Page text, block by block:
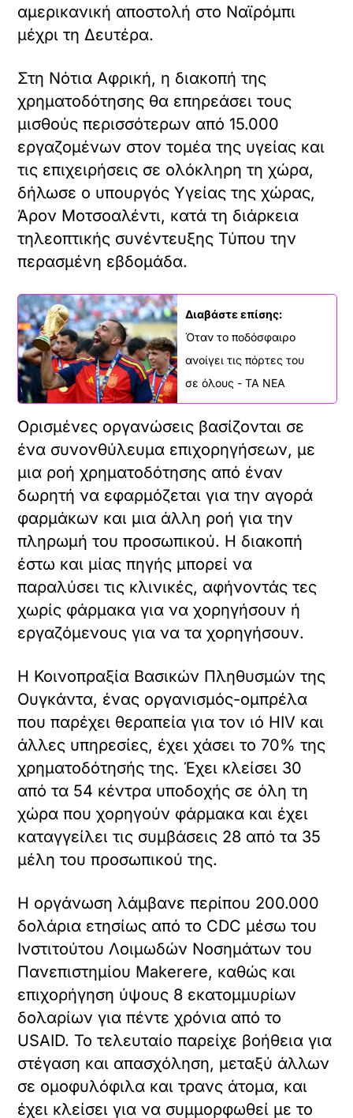
αμερικανική αποστολή στο Ναϊρόμπι
μέχρι τη Δευτέρα.
Στη Νότια Αφρική, η διακοπή της
χρηματοδότησης θα επηρεάσει τους
μισθούς περισσότερων από 15.000
εργαζομένων στον τομέα της υγείας και
τις επιχειρήσεις σε ολόκληρη τη χώρα,
δήλωσε ο υπουργός Υγείας της χώρας,
Άρον Μοτσοαλέντι, κατά τη διάρκεια
τηλεοπτικής συνέντευξης Τύπου την
περασμένη εβδομάδα.
Διαβάστε επίσης:
Όταν το ποδόσφαιρο
ανοίγει τις πόρτες του
σε όλους - ΤΑ ΝΕΑ
Ορισμένες οργανώσεις βασίζονται σε
ένα συνονθύλευμα επιχορηγήσεων, με
μια ροή χρηματοδότησης από έναν
δωρητή να εφαρμόζεται για την αγορά
φαρμάκων και μια άλλη ροή για την
πληρωμή του προσωπικού. Η διακοπή
έστω και μίας πηγής μπορεί να
παραλύσει τις κλινικές, αφήνοντάς τες
χωρίς φάρμακα για να χορηγήσουν ή
εργαζόμενους για να τα χορηγήσουν.
Η Κοινοπραξία Βασικών Πληθυσμών της
Ουγκάντα, ένας οργανισμός-ομπρέλα
που παρέχει θεραπεία για τον ιό HIV και
άλλες υπηρεσίες, έχει χάσει το 70% της
χρηματοδότησής της. Έχει κλείσει 30
από τα 54 κέντρα υποδοχής σε όλη τη
χώρα που χορηγούν φάρμακα και έχει
καταγγείλει τις συμβάσεις 28 από τα 35
μέλη του προσωπικού της.
Η οργάνωση λάμβανε περίπου 200.000
δολάρια ετησίως από το CDC μέσω του
Ινστιτούτου Λοιμωδών Νοσημάτων του
Πανεπιστημίου Makerere, καθώς και
επιχορήγηση ύψους 8 εκατομμυρίων
δολαρίων για πέντε χρόνια από το
USAID. Το τελευταίο παρείχε βοήθεια για
στέγαση και απασχόληση, μεταξύ άλλων
σε ομοφυλόφιλα και τρανς άτομα, και
έχει κλείσει για να συμμορφωθεί με το